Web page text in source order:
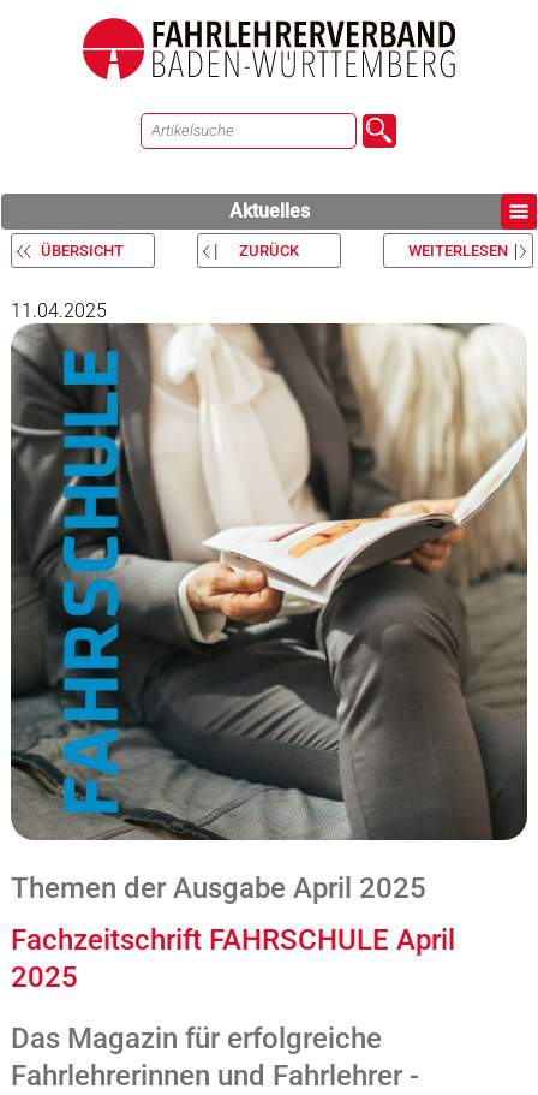
Aktuelles
ÜBERSICHT ZURÜCK WEITERLESEN
11.04.2025
Themen der Ausgabe April 2025
Fachzeitschrift FAHRSCHULE April
2025
Das Magazin für erfolgreiche
Fahrlehrerinnen und Fahrlehrer -